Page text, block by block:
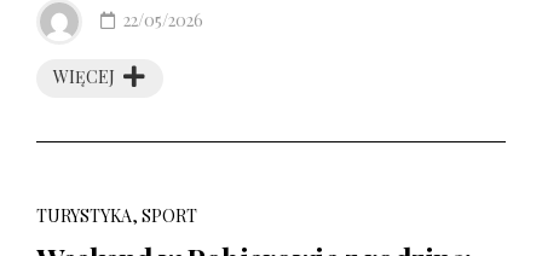
WIĘCEJ
22/05/2026
TURYSTYKA, SPORT